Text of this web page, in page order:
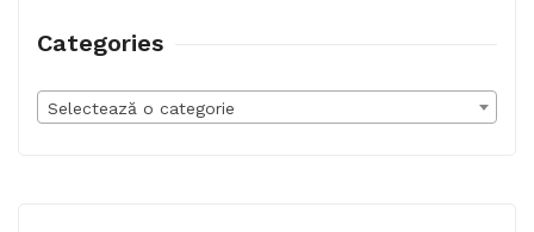
Categories
Selectează o categorie